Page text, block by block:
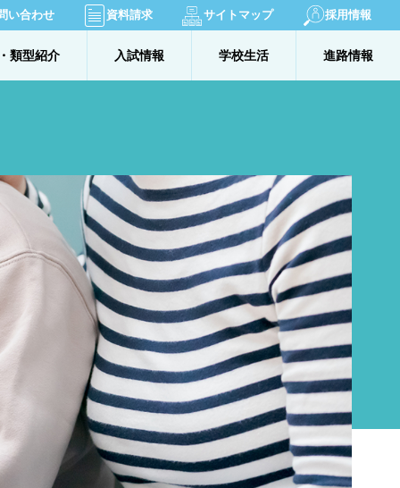
い合わせ 資料請求 サイトマップ 採用情報
類型紹介 入試情報 学校生活 進路情報